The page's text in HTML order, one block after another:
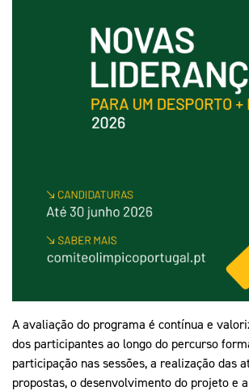
A avaliação do programa é contínua e
dos participantes ao longo do percurso
participação nas sessões, a realização das
propostas, o desenvolvimento do projeto e